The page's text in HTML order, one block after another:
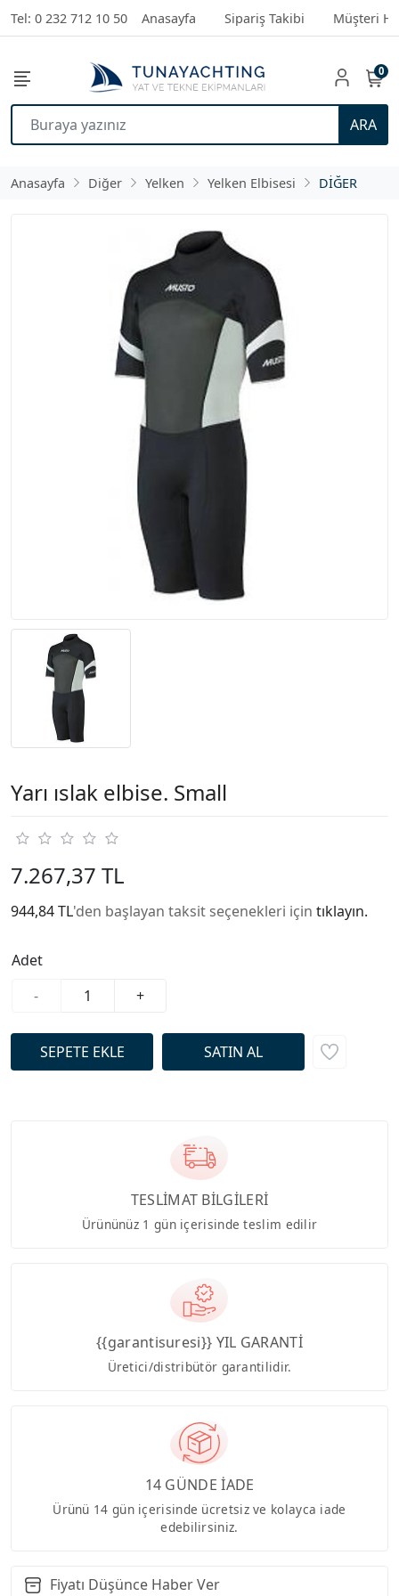
Tel: 0 232 712 10 50 Anasayfa Sipariş Takibi Müşteri
ARA
0
Anasayfa Diğer Yelken Yelken Elbisesi DİĞER
Yarı ıslak elbise. Small
7.267,37 TL
944,84 TL'den başlayan taksit seçenekleri için tıklayın.
Adet
-
+
TESLİMAT BİLGİLERİ
Ürününüz 1 gün içerisinde teslim edilir
{{garantisuresi}} YIL GARANTİ
Üretici/distribütör garantilidir.
14 GÜNDE İADE
Ürünü 14 gün içerisinde ücretsiz ve kolayca iade
edebilirsiniz.
Fiyatı Düşünce Haber Ver